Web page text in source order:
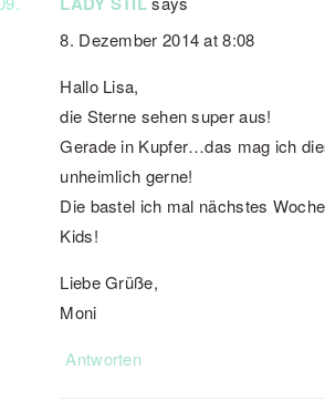
8. Dezember 2014 at 8:08
Hallo Lisa,
die Sterne sehen super aus!
Gerade in Kupfer…das mag ich
unheimlich gerne!
Die bastel ich mal nächstes
Kids!
Liebe Grüße,
Moni
Antworten